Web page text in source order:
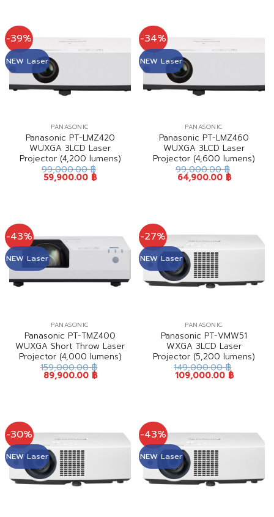
-39%
NEW Laser
PANASONIC
Panasonic PT-LMZ420
WUXGA 3LCD Laser
Projector (4,200 lumens)
99,000.00฿
59,900.00 ฿
-34%
NEW Laser
PANASONIC
Panasonic PT-LMZ460
WUXGA 3LCD Laser
Projector (4,600 lumens)
99,000.00฿
64,900.00 ฿
-43%
NEW Laser
PANASONIC
Panasonic PT-TMZ400
WUXGA Short Throw Laser
Projector (4,000 lumens)
159,000.00฿
89,900.00 ฿
-27%
NEW Laser
PANASONIC
Panasonic PT-VMW51
WXGA 3LCD Laser
Projector (5,200 lumens)
149,000.00฿
109,000.00 ฿
-30%
NEW Laser
-43%
NEW Laser